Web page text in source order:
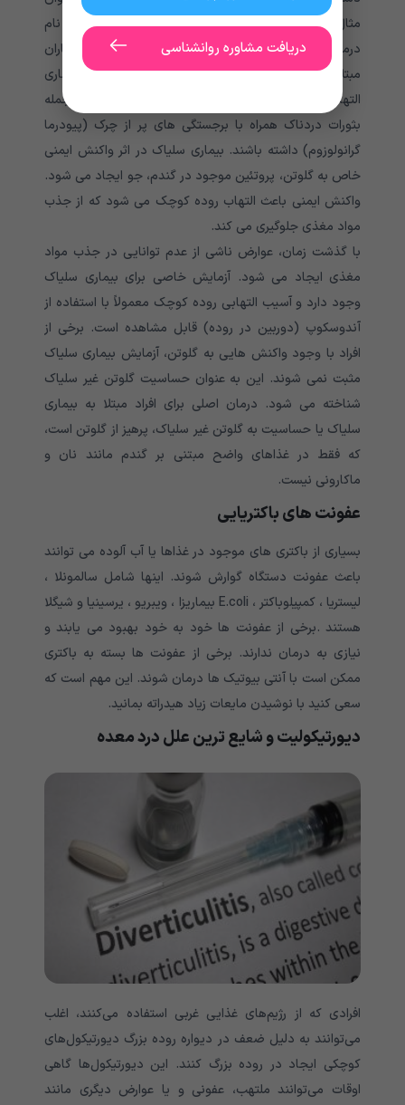
مثال، یک بثورات قرمز خاص، خارش دار و ناهموار (به نام
درماتیت هرپتی فرمیس) روی آرنج و زانو معمولاً در بیماران
مبتلا به بیماری سلیاک دیده می شود. افراد مبتلا به بیماری
التهابی روده ممکن است بثورات پوستی مختلفی از جمله
بثورات دردناک همراه با برجستگی های پر از چرک (پیودرما
گرانولوزوم) داشته باشند. بیماری سلیاک در اثر واکنش ایمنی
خاص به گلوتن، پروتئین موجود در گندم، جو ایجاد می شود.
واکنش ایمنی باعث التهاب روده کوچک می شود که از جذب
مواد مغذی جلوگیری می کند.
با گذشت زمان، عوارض ناشی از عدم توانایی در جذب مواد
مغذی ایجاد می شود. آزمایش خاصی برای بیماری سلیاک
وجود دارد و آسیب التهابی روده کوچک معمولاً با استفاده از
آندوسکوپ (دوربین در روده) قابل مشاهده است. برخی از
افراد با وجود واکنش هایی به گلوتن، آزمایش بیماری سلیاک
مثبت نمی شوند. این به عنوان حساسیت گلوتن غیر سلیاک
شناخته می شود. درمان اصلی برای افراد مبتلا به بیماری
سلیاک یا حساسیت به گلوتن غیر سلیاک، پرهیز از گلوتن است،
که فقط در غذاهای واضح مبتنی بر گندم مانند نان و
ماکارونی نیست.
عفونت های باکتریایی
بسیاری از باکتری های موجود در غذاها یا آب آلوده می توانند
باعث عفونت دستگاه گوارش شوند. اینها شامل سالمونلا ،
لیستریا ، کمپیلوباکتر ، E.coli بیماریزا ، ویبریو ، یرسینیا و شیگلا
هستند .برخی از عفونت ها خود به خود بهبود می یابند و
نیازی به درمان ندارند. برخی از عفونت ها بسته به باکتری
ممکن است با آنتی بیوتیک ها درمان شوند. این مهم است که
سعی کنید با نوشیدن مایعات زیاد هیدراته بمانید.
دیورتیکولیت و شایع ترین علل درد معده
افرادی که از رژیم‌های غذایی غربی استفاده می‌کنند، اغلب
می‌توانند به دلیل ضعف در دیواره روده بزرگ دیورتیکول‌های
کوچکی ایجاد در روده بزرگ کنند. این دیورتیکول‌ها گاهی
اوقات می‌توانند ملتهب، عفونی و یا عوارض دیگری مانند
دریافت مشاوره روانشناسی